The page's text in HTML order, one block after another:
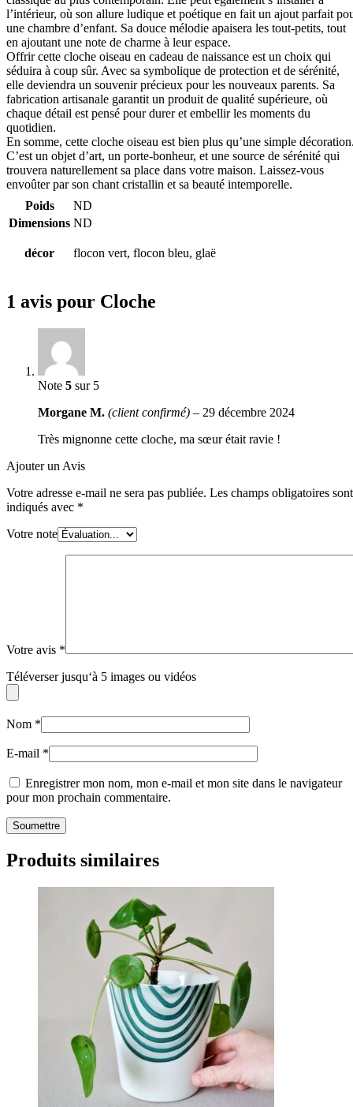
l’intérieur, où son allure ludique et poétique en fait un ajout parfait
une chambre d’enfant. Sa douce mélodie apaisera les tout-petits, tout
en ajoutant une note de charme à leur espace.
Offrir cette cloche oiseau en cadeau de naissance est un choix qui
séduira à coup sûr. Avec sa symbolique de protection et de sérénité,
elle deviendra un souvenir précieux pour les nouveaux parents. Sa
fabrication artisanale garantit un produit de qualité supérieure, où
chaque détail est pensé pour durer et embellir les moments du
quotidien.
En somme, cette cloche oiseau est bien plus qu’une simple
C’est un objet d’art, un porte-bonheur, et une source de sérénité qui
trouvera naturellement sa place dans votre maison. Laissez-vous
envoûter par son chant cristallin et sa beauté intemporelle.
Poids
ND
Dimensions ND
décor flocon vert, flocon bleu, glaë
1 avis pour Cloche
Note 5 sur 5
Morgane M. (client confirmé) – 29 décembre 2024
Très mignonne cette cloche, ma sœur était ravie !
Ajouter un Avis
Votre adresse e-mail ne sera pas publiée. Les champs obligatoires sont
indiqués avec *
Votre note
Votre avis *
Téléverser jusqu‘à 5 images ou vidéos
Nom *
E-mail *
Enregistrer mon nom, mon e-mail et mon site dans le navigateur
pour mon prochain commentaire.
Produits similaires